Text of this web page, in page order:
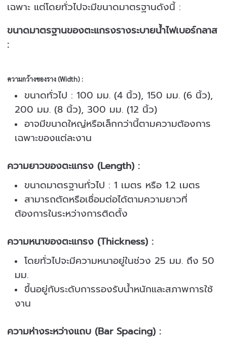
เฉพาะ แต่โดยทั่วไปจะมีขนาดมาตรฐานดังนี้ :
ขนาดมาตรฐานของตะแกรงรางระบายน้ำไฟเบอร์กลาส
:
ความกว้างของราง (Width) :
ขนาดทั่วไป : 100 มม. (4 นิ้ว), 150 มม. (6 นิ้ว),
200 มม. (8 นิ้ว), 300 มม. (12 นิ้ว)
อาจมีขนาดใหญ่หรือเล็กกว่านี้ตามความต้องการ
เฉพาะของแต่ละงาน
ความยาวของตะแกรง (Length) :
ขนาดมาตรฐานทั่วไป : 1 เมตร หรือ 1.2 เมตร
สามารถตัดหรือเชื่อมต่อได้ตามความยาวที่
ต้องการในระหว่างการติดตั้ง
ความหนาของตะแกรง (Thickness) :
โดยทั่วไปจะมีความหนาอยู่ในช่วง 25 มม. ถึง 50
มม.
ขึ้นอยู่กับระดับการรองรับน้ำหนักและสภาพการใช้
งาน
ความห่างระหว่างแถบ (Bar Spacing) :